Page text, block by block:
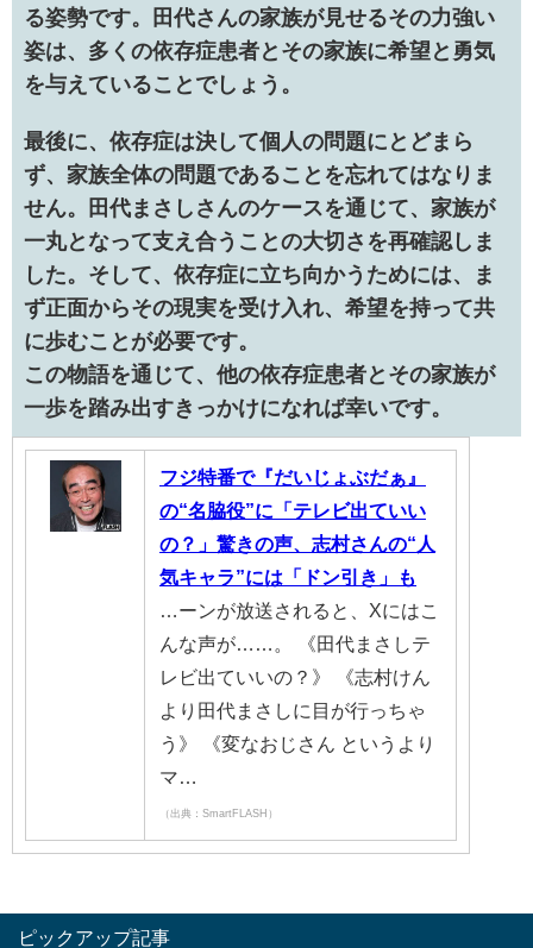
る姿勢です。田代さんの家族が見せるその力強い
姿は、多くの依存症患者とその家族に希望と勇気
を与えていることでしょう。
最後に、依存症は決して個人の問題にとどまら
ず、家族全体の問題であることを忘れてはなりま
せん。田代まさしさんのケースを通じて、家族が
一丸となって支え合うことの大切さを再確認しま
した。そして、依存症に立ち向かうためには、ま
ず正面からその現実を受け入れ、希望を持って共
に歩むことが必要です。
この物語を通じて、他の依存症患者とその家族が
一歩を踏み出すきっかけになれば幸いです。
フジ特番で『だいじょぶだぁ』
の“名脇役”に「テレビ出ていい
の？」驚きの声、志村さんの“人
気キャラ”には「ドン引き」も
…ーンが放送されると、Xにはこ
んな声が……。 《田代まさしテ
レビ出ていいの？》 《志村けん
より田代まさしに目が行っちゃ
う》 《変なおじさん というより
マ…
（出典：SmartFLASH）
ピックアップ記事